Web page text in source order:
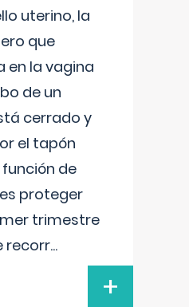
uterino, la
que
en la vagina
de un
cerrado y
el tapón
de
proteger
trimestre
recorr...
+